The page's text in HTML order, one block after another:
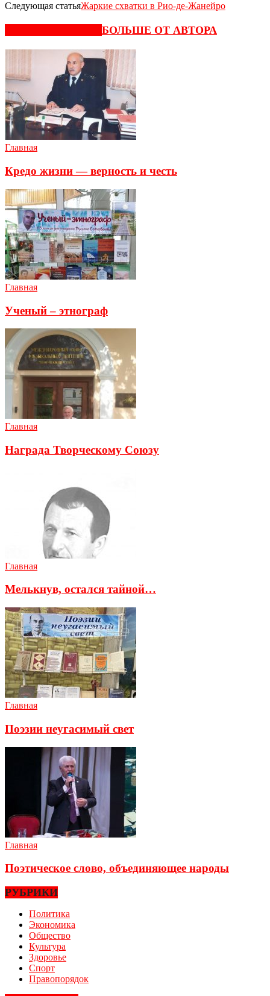
Следующая статьяЖаркие схватки в Рио-де-Жанейро
БОЛЬШЕ ОТ АВТОРА
Главная
Кредо жизни — верность и честь
Главная
Ученый – этнограф
Главная
Награда Творческому Союзу
Главная
Мелькнув, остался тайной…
Главная
Поэзии неугасимый свет
Главная
Поэтическое слово, объединяющее народы
РУБРИКИ
Политика
Экономика
Общество
Культура
Здоровье
Спорт
Правопорядок